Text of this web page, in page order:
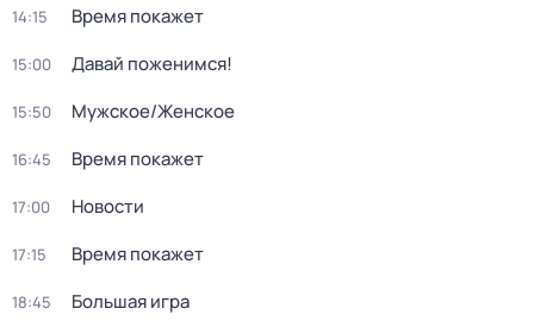
14:15 Время покажет
15:00 Давай поженимся!
15:50 Мужское/Женское
16:45 Время покажет
17:00 Новости
17:15 Время покажет
18:45 Большая игра